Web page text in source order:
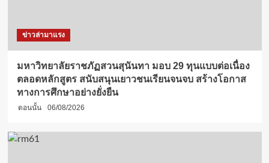
ข่าวล่ามาแรง
มหาวิทยาลัยราชภัฏสวนสุนันทา มอบ 29 ทุนแบบต่อเนื่อง
ตลอดหลักสูตร สนับสนุนเยาวชนเรียนจนจบ สร้างโอกาส
ทางการศึกษาอย่างยั่งยืน
ตอนนั้น 06/08/2026